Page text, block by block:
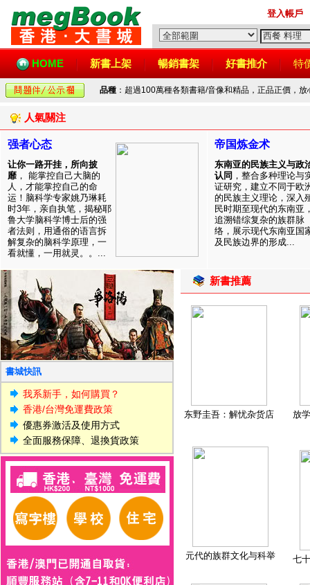
登入帳戶
HOME 新書上架 暢銷書架 好書推介 特
品種 ：超過100萬種各類書籍/音像和精品，正品正價，
人氣關注
强者心态
让你一路开挂，所向披
靡 ， 能掌控自己大脑的
人，才能掌控自己的命
运！脑科学专家姚乃琳耗
时3年，亲自执笔，揭秘耶
鲁大学脑科学博士后的强
者法则，用通俗的语言拆
解复杂的脑科学原理，一
看就懂，一用就灵。。...
帝国炼金术
东南亚的民族主义与政
认同 ，整合多种理论与
证研究，建立不同于欧
的民族主义理论，深入
民时期至现代的东南亚
追溯错综复杂的族群脉
络，展示现代东南亚国
及民族边界的形成...
書城快訊
我系新手，如何購買？
香港/台灣免運費政策
優惠券激活及使用方式
全面服務保障、退換貨政策
新書推薦
东野圭吾：解忧杂货店 放
元代的族群文化与科举 七